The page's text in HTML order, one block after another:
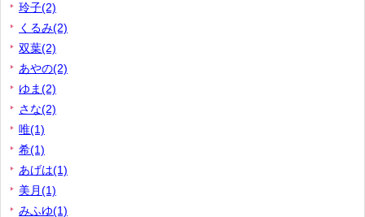
玲子(2)
くるみ(2)
双葉(2)
あやの(2)
ゆま(2)
さな(2)
唯(1)
希(1)
あげは(1)
美月(1)
みふゆ(1)